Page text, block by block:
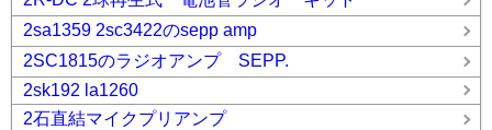
2sa1359 2sc3422のsepp amp
2SC1815のラジオアンプ SEPP.
2sk192 la1260
2石直結マイクプリアンプ